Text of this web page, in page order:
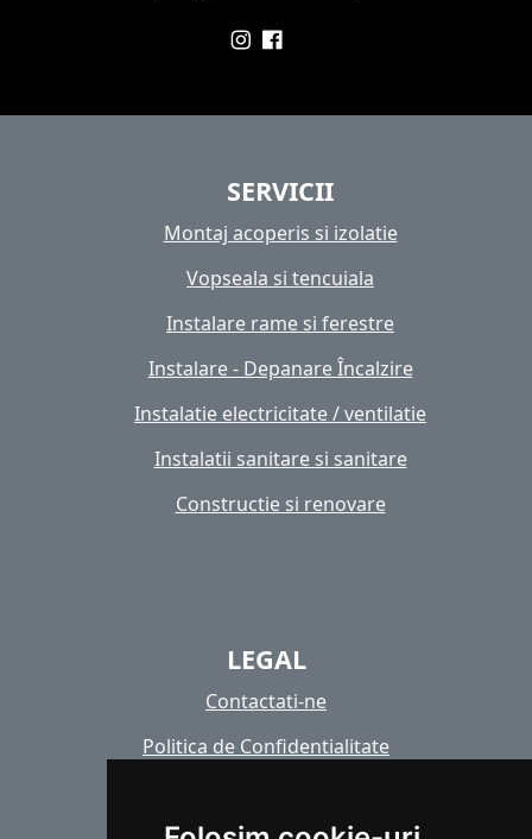
SERVICII
Montaj acoperis si izolatie
Vopseala si tencuiala
Instalare rame si ferestre
Instalare - Depanare Încalzire
Instalatie electricitate / ventilatie
Instalatii sanitare si sanitare
Constructie si renovare
LEGAL
Contactati-ne
Politica de Confidentialitate